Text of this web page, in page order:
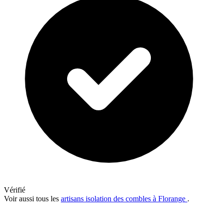
Vérifié
Voir aussi tous les artisans isolation des combles à Florange .